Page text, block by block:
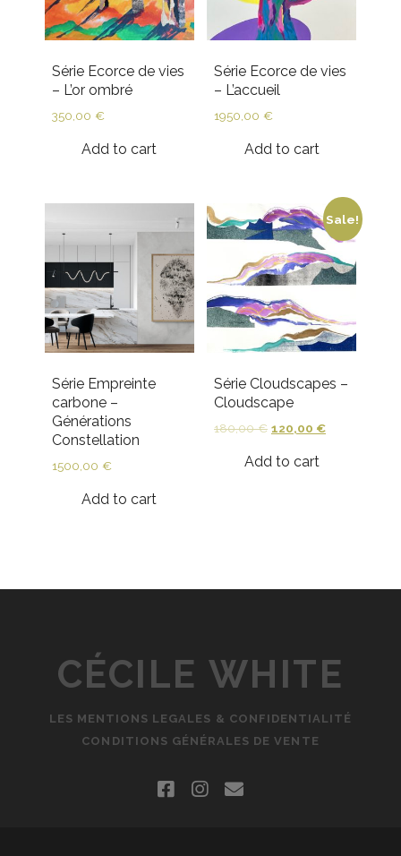
Série Ecorce de vies
– L’or ombré
350,00 €
Add to cart
Série Ecorce de vies
– L’accueil
1950,00 €
Add to cart
Série Empreinte
carbone –
Générations
Constellation
1500,00 €
Add to cart
Sale!
Série Cloudscapes –
Cloudscape
180,00€ 120,00 €
Add to cart
CÉCILE WHITE
LES MENTIONS LEGALES & CONFIDENTIALITÉ
CONDITIONS GÉNÉRALES DE VENTE
facebookinstagram
email